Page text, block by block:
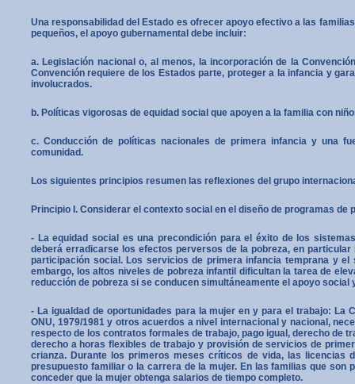
Una responsabilidad del Estado es ofrecer apoyo efectivo a las
pequeños, el apoyo gubernamental debe incluir:
a. Legislación nacional o, al menos, la incorporación de la
Convención requiere de los Estados parte, proteger a la infancia y
involucrados.
b. Políticas vigorosas de equidad social que apoyen a la familia con
c. Conducción de políticas nacionales de primera infancia y una
comunidad.
Los siguientes principios resumen las reflexiones del grupo
Principio I. Considerar el contexto social en el diseño de programas
- La equidad social es una precondición para el éxito de los
deberá erradicarse los efectos perversos de la po­breza, en
participación social. Los servicios de primera infancia temprana y
embargo, los altos nive­les de pobreza infantil dificultan la tarea de
reducción de pobreza si se conducen simultáneamente el apoyo
- La igualdad de oportunidades para la mujer en y para el trabajo:
ONU, 1979/1981 y otros acuerdos a nivel internacional y nacional,
respecto de los contratos formales de trabajo, pago igual, derecho de
derecho a horas flexibles de trabajo y provisión de servicios de
crianza. Durante los primeros meses críticos de vida, las
presupuesto familiar o la carrera de la mujer. En las familias que son
conceder que la mujer obtenga salarios de tiempo completo.